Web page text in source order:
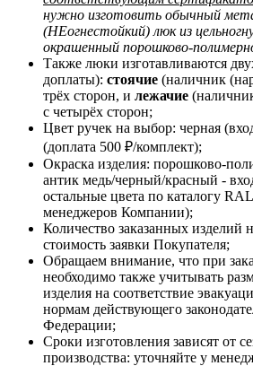
нужно изготовить обычный
(НЕогнестойкий) люк из
окрашенный порошково-
Также люки изготавливаются
доплаты): стоячие (наличник
трёх сторон, и лежачие
с четырёх сторон;
Цвет ручек на выбор: черная
(доплата 500 ₽/комплект);
Окраска изделия: порошково-
антик медь/черный/красный -
остальные цвета по каталогу
менеджеров Компании);
Количество заказанных изделий
стоимость заявки Покупателя;
Обращаем внимание, что при
необходимо также учитывать
изделия на соответствие
нормам действующего
Федерации;
Сроки изготовления зависят от
производства: уточняйте у